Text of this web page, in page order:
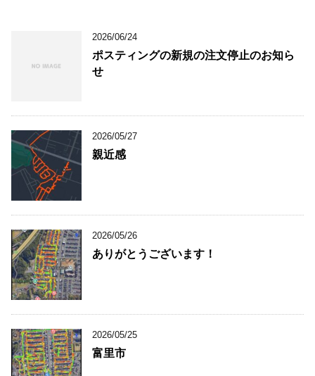
2026/06/24
ポスティングの新規の注文停止のお知ら
せ
2026/05/27
親近感
2026/05/26
ありがとうございます！
2026/05/25
富里市